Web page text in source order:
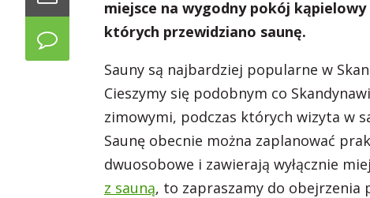
miejsce na wygodny pokój
których przewidziano saunę.
Sauny są najbardziej popularne w
Cieszymy się podobnym co
zimowymi, podczas których wizyta w
Saunę obecnie można zaplanować
dwuosobowe i zawierają wyłącznie
z sauną, to zapraszamy do obejrzenia